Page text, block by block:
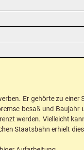
Er gehörte zu
besaß und
werden. Vielleicht
Staatsbahn erhielt